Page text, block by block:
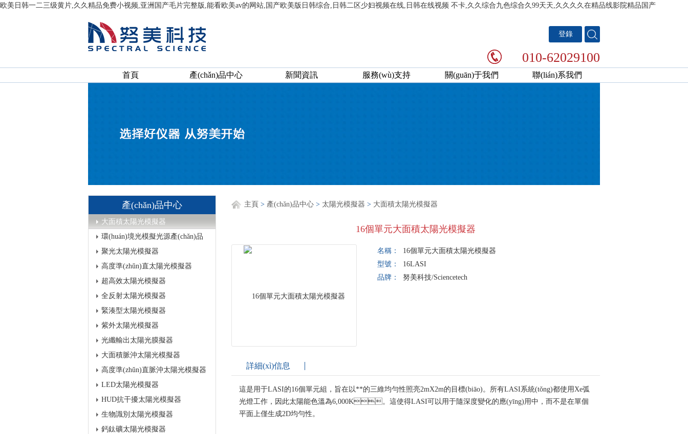
欧美日韩一二三级黄片,久久精品免费小视频,亚洲国产毛片完整版,能看欧美av的网站,国产欧美版日韩综合,日韩二区少妇视频在线,日韩在线视频 不卡,久久综合九色综合久99天天,久久久久在精品线影院精品国产
登錄
010-62029100
首頁 產(chǎn)品中心 新聞資訊 服務(wù)支持 關(guān)于我們 聯(lián)系我們
產(chǎn)品中心
大面積太陽光模擬器
環(huán)境光模擬光源產(chǎn)品
聚光太陽光模擬器
高度準(zhǔn)直太陽光模擬器
超高效太陽光模擬器
全反射太陽光模擬器
緊湊型太陽光模擬器
紫外太陽光模擬器
光纖輸出太陽光膜擬器
大面積脈沖太陽光模擬器
高度準(zhǔn)直脈沖太陽光模擬器
LED太陽光模擬器
HUD抗干擾太陽光模擬器
生物識別太陽光模擬器
鈣鈦礦太陽光模擬器
主頁 > 產(chǎn)品中心 > 太陽光模擬器 > 大面積太陽光模擬器
16個單元大面積太陽光模擬器
名稱：
16個單元大面積太陽光模擬器
型號：
16LASI
品牌：
努美科技/Sciencetech
詳細(xì)信息
這是用于LASI的16個單元組，旨在以**的三維均勻性照亮2mX2m的目標(biāo)。所有LASI系統(tǒng)都使用Xe弧
光燈工作，因此太陽能色溫為6,000K。這使得LASI可以用于隨深度變化的應(yīng)用中，而不是在單個
平面上僅生成2D均勻性。